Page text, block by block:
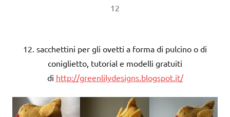
12
12. sacchettini per gli ovetti a forma di pulcino o di
coniglietto, tutorial e modelli gratuiti
di http://greenlilydesigns.blogspot.it/